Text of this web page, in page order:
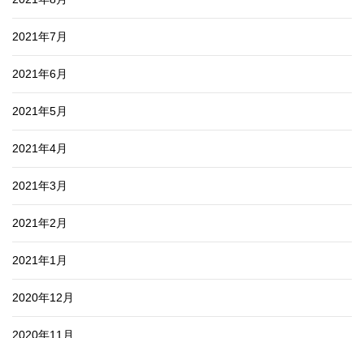
2021年7月
2021年6月
2021年5月
2021年4月
2021年3月
2021年2月
2021年1月
2020年12月
2020年11月